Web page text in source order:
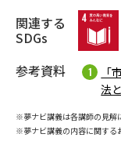
お支払いサイト
特定商取引表記
関連する
SDGs
参考資料
「
法
※夢ナビ講義は各講師の見解
※夢ナビ講義の内容に関する